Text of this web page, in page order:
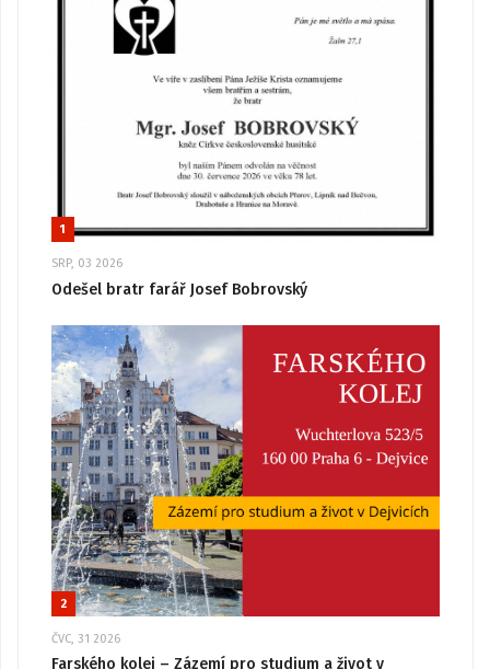
1
SRP, 03 2026
Odešel bratr farář Josef Bobrovský
2
ČVC, 31 2026
Farského kolej – Zázemí pro studium a život v